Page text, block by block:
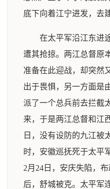
底下向着江宁进发，去
在太平军沿江东进
遭其抢掠。两江总督原
准备在此迎战，却突然
出于畏惧，另一方面是
派了一个总兵前去拦截
来，于是两江总督和江
日，没有设防的九江被
时，安徽巡抚死于太平
2月24日，安庆失陷，
后，舒城被克。太平军